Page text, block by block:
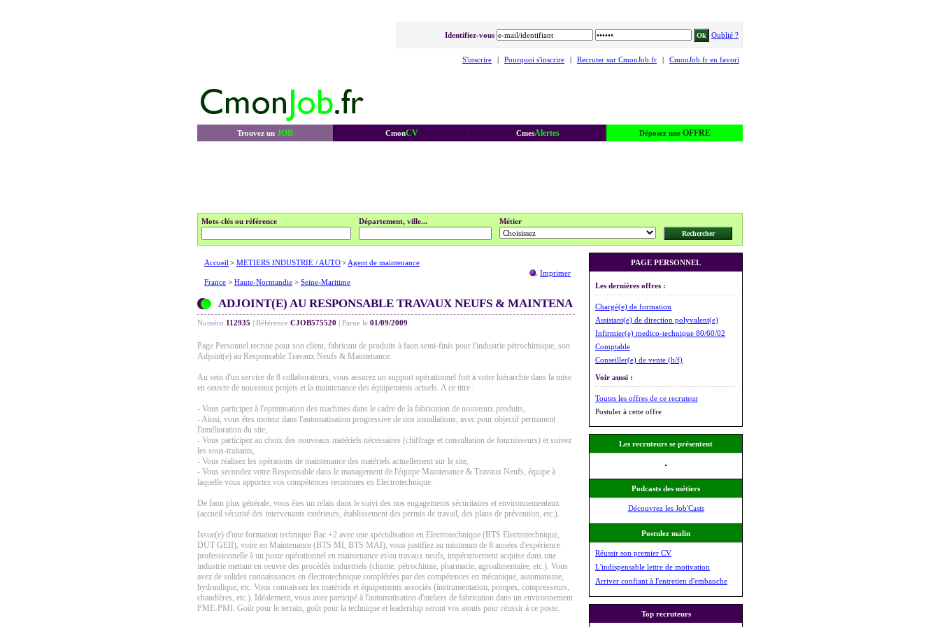
Identifiez-vous Oublié ?
S'inscrire | Pourquoi s'inscrire | Recruter sur CmonJob.fr | CmonJob.fr en favori
Trouvez un JOB CmonCV CmesAlertes Déposez une OFFRE
Mots-clés ou référence Département, ville... Métier
Imprimer
Accueil > METIERS INDUSTRIE / AUTO> Agent de maintenance
France > Haute-Normandie > Seine-Maritime
ADJOINT(E) AU RESPONSABLE TRAVAUX NEUFS & MAINTENA
Numéro 112935 | Référence CJOB575520 | Parue le 01/09/2009
Page Personnel recrute pour son client, fabricant de produits à faon semi-finis pour l'industrie pétrochimique, son
Adjoint(e) au Responsable Travaux Neufs & Maintenance.
Au sein d'un service de 8 collaborateurs, vous assurez un support opérationnel fort à votre hiérarchie dans la mise
en oeuvre de nouveaux projets et la maintenance des équipements actuels. A ce titre :
- Vous participez à l'optimisation des machines dans le cadre de la fabrication de nouveaux produits,
- Ainsi, vous êtes moteur dans l'automatisation progressive de nos installations, avec pour objectif permanent
l'amélioration du site,
- Vous participez au choix des nouveaux matériels nécessaires (chiffrage et consultation de fournisseurs) et suivez
les sous-traitants,
- Vous réalisez les opérations de maintenance des matériels actuellement sur le site,
- Vous secondez votre Responsable dans le management de l'équipe Maintenance & Travaux Neufs, équipe à
laquelle vous apportez vos compétences reconnues en Electrotechnique.
De faon plus générale, vous êtes un relais dans le suivi des nos engagements sécuritaires et environnementaux
(accueil sécurité des intervenants extérieurs, établissement des permis de travail, des plans de prévention, etc.).
Issue(e) d'une formation technique Bac +2 avec une spécialisation en Electrotechnique (BTS Electrotechnique,
DUT GEII), voire en Maintenance (BTS MI, BTS MAI), vous justifiez au minimum de 8 années d'expérience
professionnelle à un poste opérationnel en maintenance et/ou travaux neufs, impérativement acquise dans une
industrie mettant en oeuvre des procédés industriels (chimie, pétrochimie, pharmacie, agroalimentaire, etc.). Vous
avez de solides connaissances en électrotechnique complétées par des compétences en mécanique, automatisme,
hydraulique, etc. Vous connaissez les matériels et équipements associés (instrumentation, pompes, compresseurs,
chaudières, etc.). Idéalement, vous avez participé à l'automatisation d'ateliers de fabrication dans un environnement
PME-PMI. Goût pour le terrain, goût pour la technique et leadership seront vos atouts pour réussir à ce poste.
PAGE PERSONNEL
Les dernières offres :
Chargé(e) de formation
Assistant(e) de direction polyvalent(e)
Infirmier(e) medico-technique 80/60/02
Comptable
Conseiller(e) de vente (h/f)
Voir aussi :
Toutes les offres de ce recruteur
Postuler à cette offre
Les recruteurs se présentent
Podcasts des métiers
Découvrez les Job'Casts
Postulez malin
Réussir son premier CV
L'indispensable lettre de motivation
Arriver confiant à l'entretien d'embauche
Top recruteurs